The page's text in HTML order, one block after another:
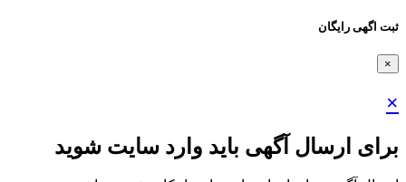
ثبت اگهی رایگان
×
×
برای ارسال آگهی باید وارد سایت شوید